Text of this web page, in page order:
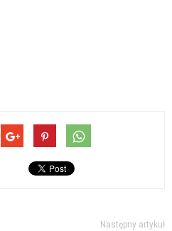
Następny artykuł